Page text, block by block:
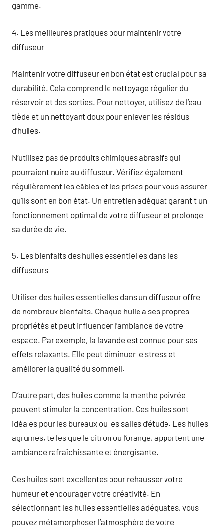
gamme.
4. Les meilleures pratiques pour maintenir votre
diffuseur
Maintenir votre diffuseur en bon état est crucial pour sa
durabilité. Cela comprend le nettoyage régulier du
réservoir et des sorties. Pour nettoyer, utilisez de l’eau
tiède et un nettoyant doux pour enlever les résidus
d’huiles.
N’utilisez pas de produits chimiques abrasifs qui
pourraient nuire au diffuseur. Vérifiez également
régulièrement les câbles et les prises pour vous assurer
qu’ils sont en bon état. Un entretien adéquat garantit un
fonctionnement optimal de votre diffuseur et prolonge
sa durée de vie.
5. Les bienfaits des huiles essentielles dans les
diffuseurs
Utiliser des huiles essentielles dans un diffuseur offre
de nombreux bienfaits. Chaque huile a ses propres
propriétés et peut influencer l’ambiance de votre
espace. Par exemple, la lavande est connue pour ses
effets relaxants. Elle peut diminuer le stress et
améliorer la qualité du sommeil.
D’autre part, des huiles comme la menthe poivrée
peuvent stimuler la concentration. Ces huiles sont
idéales pour les bureaux ou les salles d’étude. Les huiles
agrumes, telles que le citron ou l’orange, apportent une
ambiance rafraîchissante et énergisante.
Ces huiles sont excellentes pour rehausser votre
humeur et encourager votre créativité. En
sélectionnant les huiles essentielles adéquates, vous
pouvez métamorphoser l’atmosphère de votre